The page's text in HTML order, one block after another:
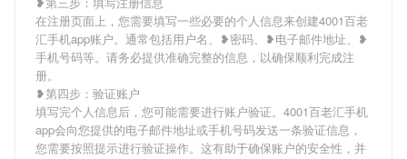
在注册页面上，您需要填写一些必要的个人信息来创建4001百老
汇手机app账户。通常包括用户名、❥密码、❥电子邮件地址、❥
手机号码等。请务必提供准确完整的信息，以确保顺利完成注
册。
❥第四步：验证账户
填写完个人信息后，您可能需要进行账户验证。4001百老汇手机
app会向您提供的电子邮件地址或手机号码发送一条验证信息，
您需要按照提示进行验证操作。这有助于确保账户的安全性，并